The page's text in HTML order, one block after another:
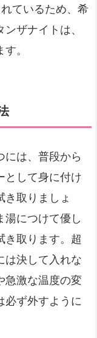
ているため、希
ザナイトは、
。
には、普段から
として身に付け
取りましょ
湯につけて優し
き取ります。超
は決して入れな
急激な温度の変
必ず外すように